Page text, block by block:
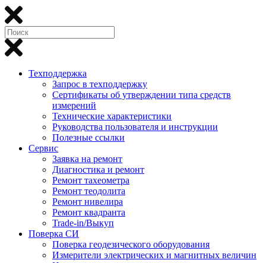
Техподдержка
Запрос в техподдержку
Сертификаты об утверждении типа средств
измерений
Технические характеристики
Руководства пользователя и инструкции
Полезные ссылки
Сервис
Заявка на ремонт
Диагностика и ремонт
Ремонт тахеометра
Ремонт теодолита
Ремонт нивелира
Ремонт квадранта
Trade-in/Выкуп
Поверка СИ
Поверка геодезического оборудования
Измерители электрических и магнитных величин